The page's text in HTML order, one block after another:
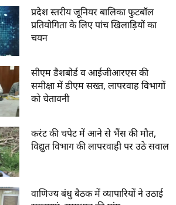
प्रदेश स्तरीय जूनियर बालिका फुटबॉल
प्रतियोगिता के लिए पांच खिलाड़ियों का
चयन
सीएम डैशबोर्ड व आईजीआरएस की
समीक्षा में डीएम सख्त, लापरवाह विभागों
को चेतावनी
करंट की चपेट में आने से भैंस की मौत,
विद्युत विभाग की लापरवाही पर उठे सवाल
वाणिज्य बंधु बैठक में व्यापारियों ने उठाई